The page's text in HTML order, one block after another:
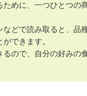
めに、一つひとつの
どで読み取ると、品
できます。
ので、自分の好みの